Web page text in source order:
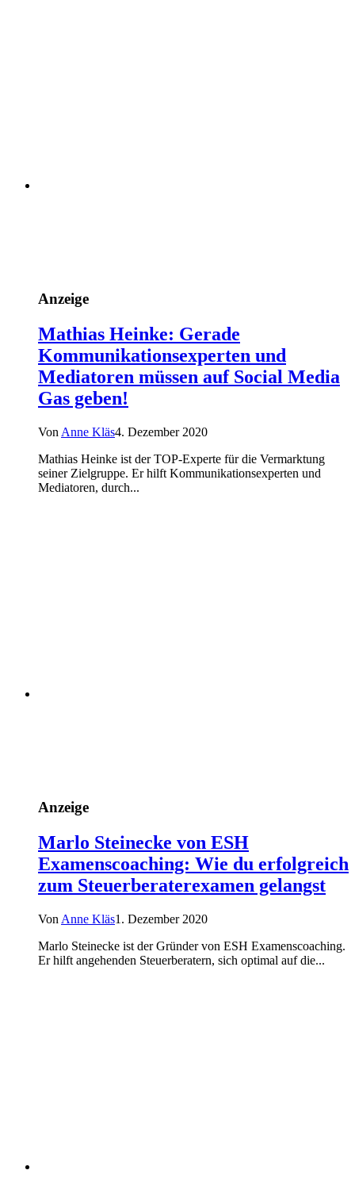
Anzeige
Mathias Heinke: Gerade
Kommunikationsexperten und
Mediatoren müssen auf Social Media
Gas geben!
Von Anne Kläs4. Dezember 2020
Mathias Heinke ist der TOP-Experte für die Vermarktung
seiner Zielgruppe. Er hilft Kommunikationsexperten und
Mediatoren, durch...
Anzeige
Marlo Steinecke von ESH
Examenscoaching: Wie du erfolgreich
zum Steuerberaterexamen gelangst
Von Anne Kläs1. Dezember 2020
Marlo Steinecke ist der Gründer von ESH Examenscoaching.
Er hilft angehenden Steuerberatern, sich optimal auf die...